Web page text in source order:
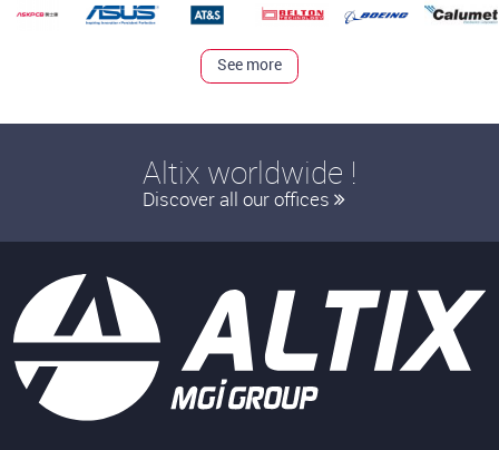
See more
Altix worldwide !
Discover all our offices